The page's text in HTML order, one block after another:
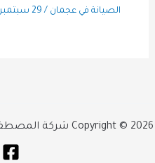
الصيانة في عجمان / 29 سبتمبر، 2023
Copyright © 2026 شركة المصطفى | تصميم وتطوير شركة